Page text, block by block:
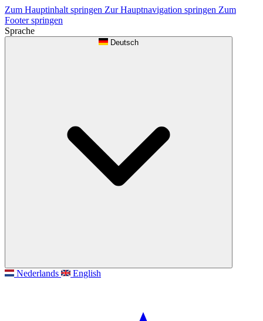
Zum Hauptinhalt springen Zur Hauptnavigation springen Zum
Footer springen
Sprache
Deutsch
Nederlands English